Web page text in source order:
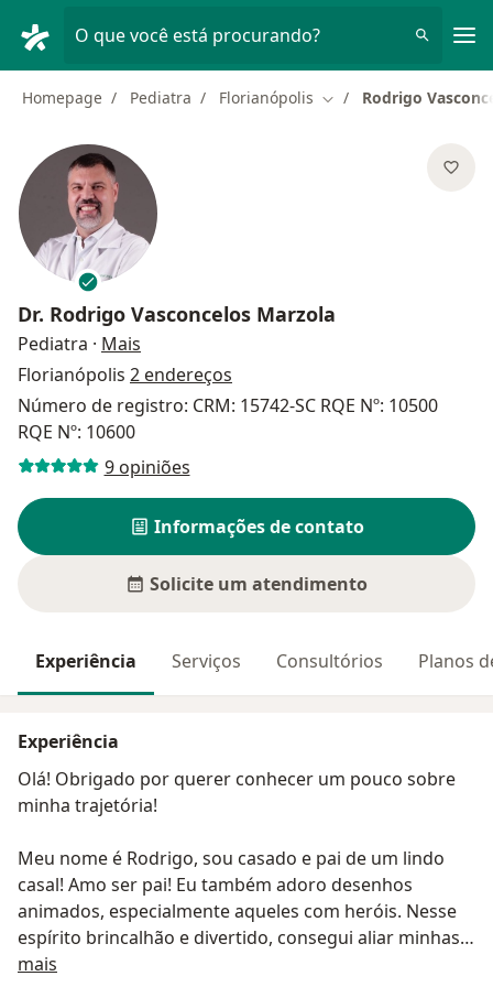
O que você está procurando?
Homepage Pediatra Florianópolis Mudar de cidade
Rodrigo
Dr. Rodrigo Vasconcelos Marzola
Pediatra · Mais
Florianópolis 2 endereços
Número de registro: CRM: 15742-SC RQE Nº: 10500
RQE Nº: 10600
9 opiniões
Informações de contato
Solicite um atendimento
Experiência Serviços Consultórios Planos
Experiência
Olá! Obrigado por querer conhecer um pouco sobre
minha trajetória!
Meu nome é Rodrigo, sou casado e pai de um lindo
casal! Amo ser pai! Eu também adoro desenhos
animados, especialmente aqueles com heróis. Nesse
espírito brincalhão e divertido, consegui aliar minhas
paixões atuando na pediatria.
mais